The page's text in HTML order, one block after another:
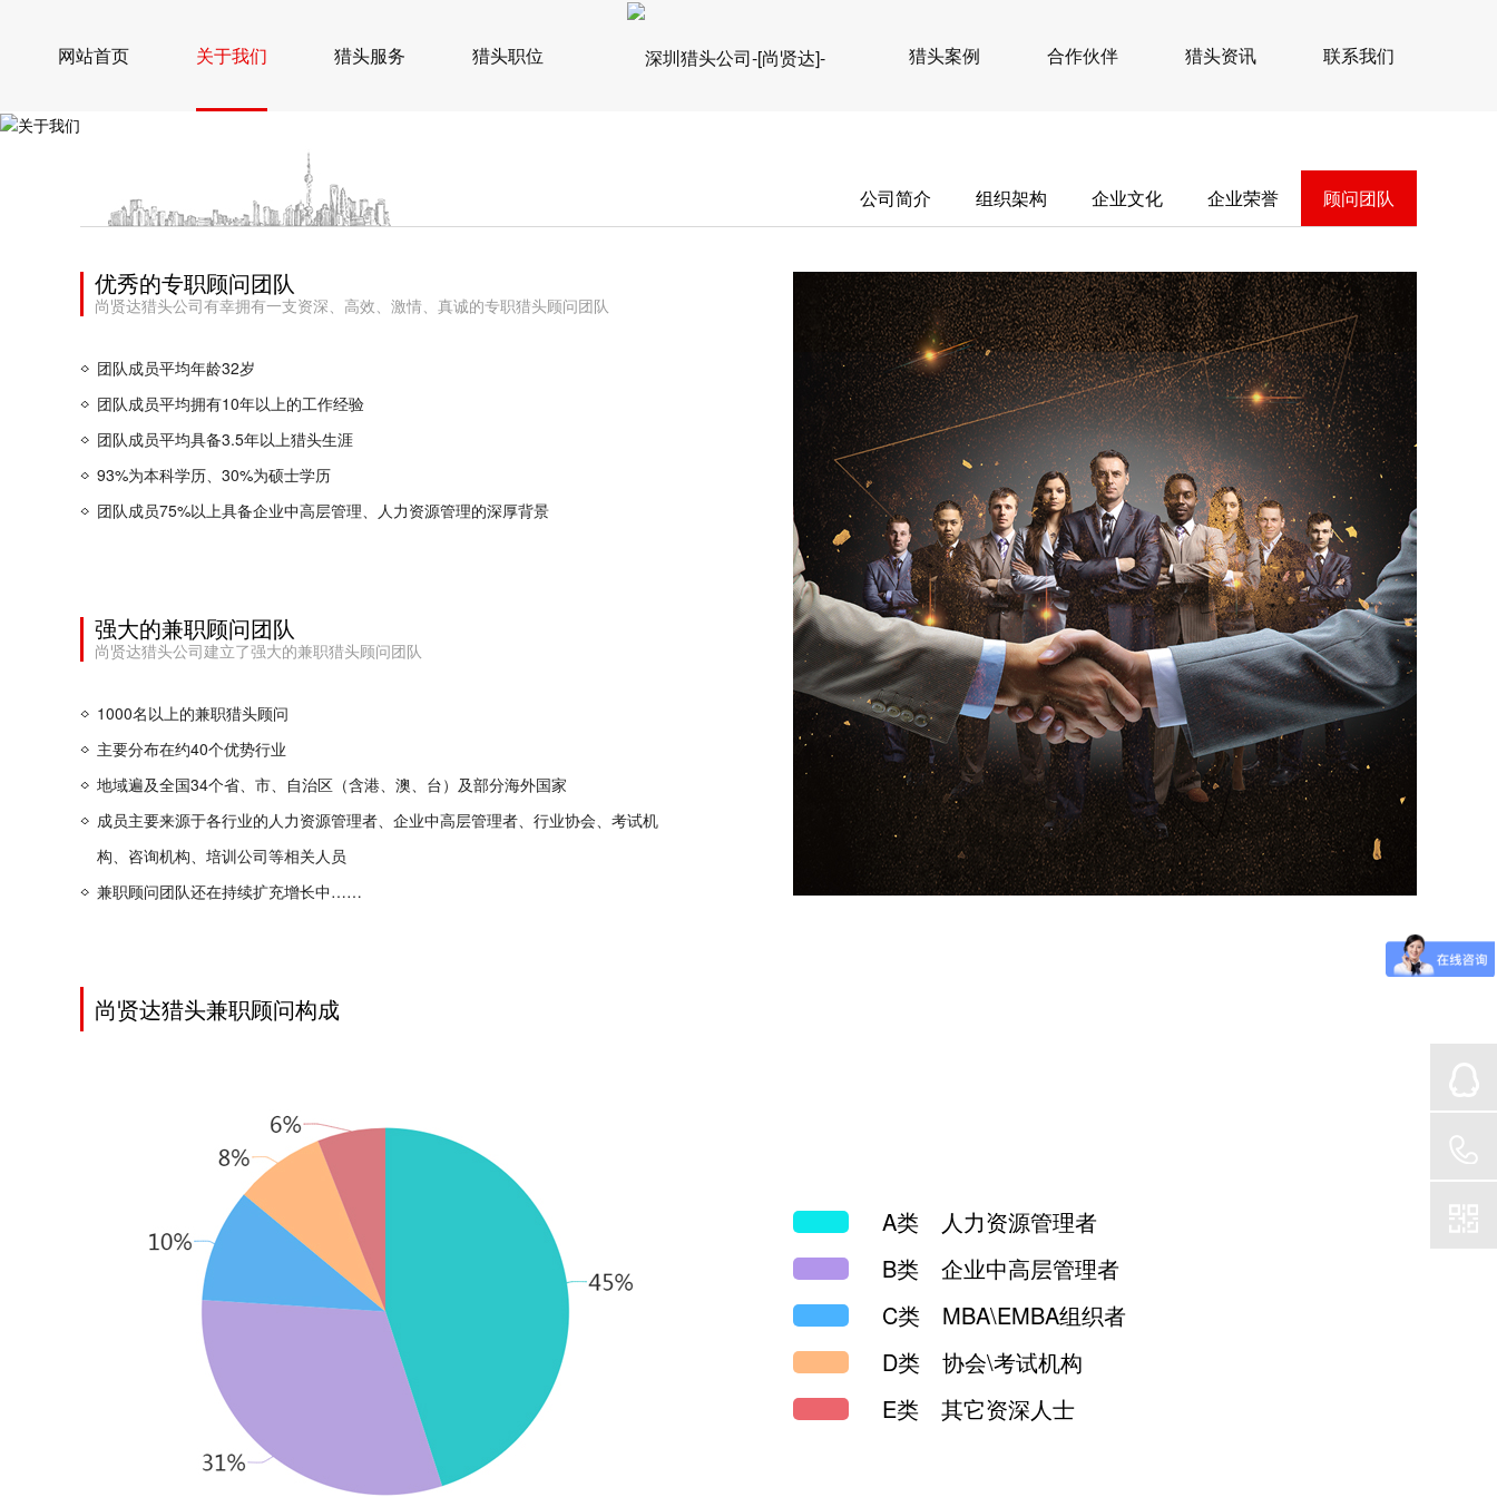
网站首页 关于我们 猎头服务 猎头职位 猎头案例 合作伙伴 猎头资讯 联系我们
公司简介 组织架构 企业文化 企业荣誉 顾问团队
优秀的专职顾问团队
尚贤达猎头公司有幸拥有一支资深、高效、激情、真诚的专职猎头顾问团队
团队成员平均年龄32岁
团队成员平均拥有10年以上的工作经验
团队成员平均具备3.5年以上猎头生涯
93%为本科学历、30%为硕士学历
团队成员75%以上具备企业中高层管理、人力资源管理的深厚背景
强大的兼职顾问团队
尚贤达猎头公司建立了强大的兼职猎头顾问团队
1000名以上的兼职猎头顾问
主要分布在约40个优势行业
地域遍及全国34个省、市、自治区（含港、澳、台）及部分海外国家
成员主要来源于各行业的人力资源管理者、企业中高层管理者、行业协会、考试机
构、咨询机构、培训公司等相关人员
兼职顾问团队还在持续扩充增长中……
尚贤达猎头兼职顾问构成
A类 人力资源管理者
B类 企业中高层管理者
C类 MBA\EMBA组织者
D类 协会\考试机构
E类 其它资深人士